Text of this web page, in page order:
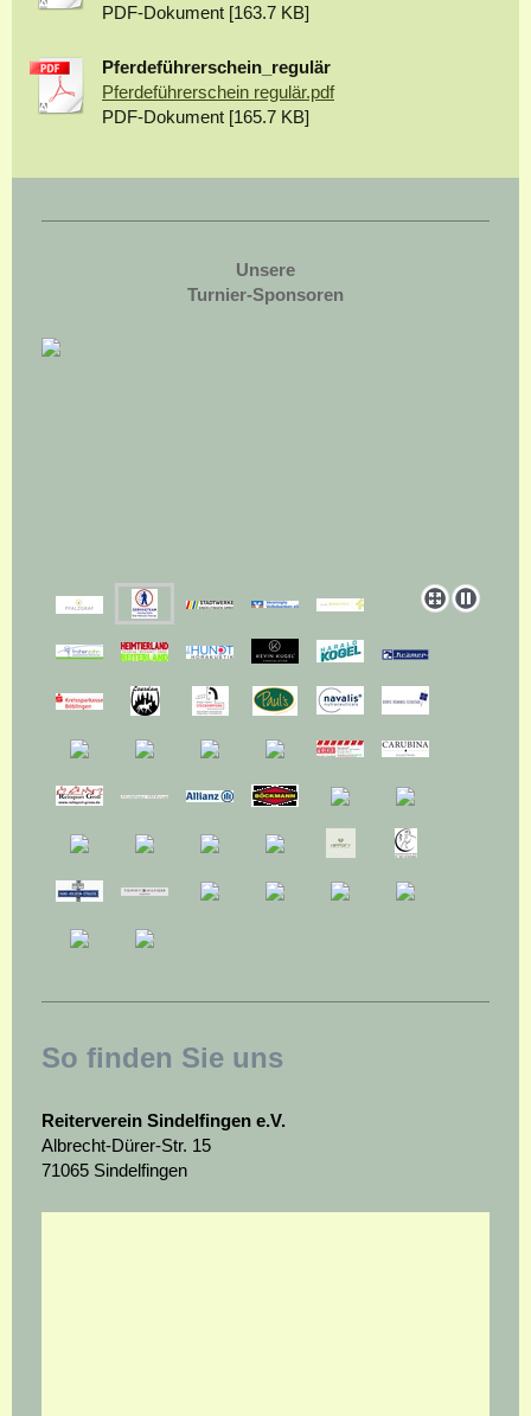
PDF-Dokument [163.7 KB]
Pferdeführerschein_regulär
Pferdeführerschein regulär.pdf
PDF-Dokument [165.7 KB]
Unsere
Turnier-Sponsoren
So finden Sie uns
Reiterverein Sindelfingen e.V.
Albrecht-Dürer-Str. 15
71065 Sindelfingen